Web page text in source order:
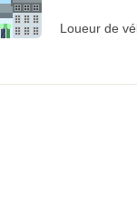
Loueur de